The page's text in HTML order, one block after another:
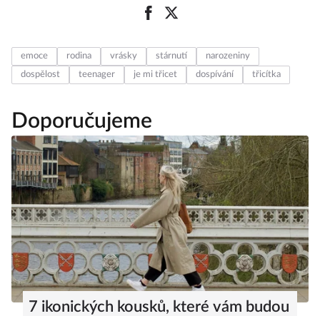
emoce rodina vrásky stárnutí
narozeniny
dospělost
teenager je mi třicet dospívání třicítka
Doporučujeme
7 ikonických kousků, které vám budou